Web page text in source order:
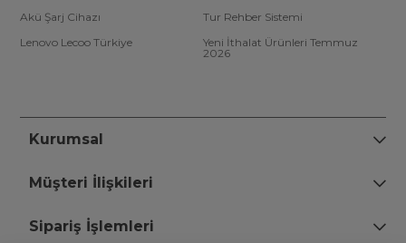
Akü Şarj Cihazı
Tur Rehber Sistemi
Lenovo Lecoo Türkiye
Yeni İthalat Ürünleri Temmuz
2026
Kurumsal
Müşteri İlişkileri
Sipariş İşlemleri